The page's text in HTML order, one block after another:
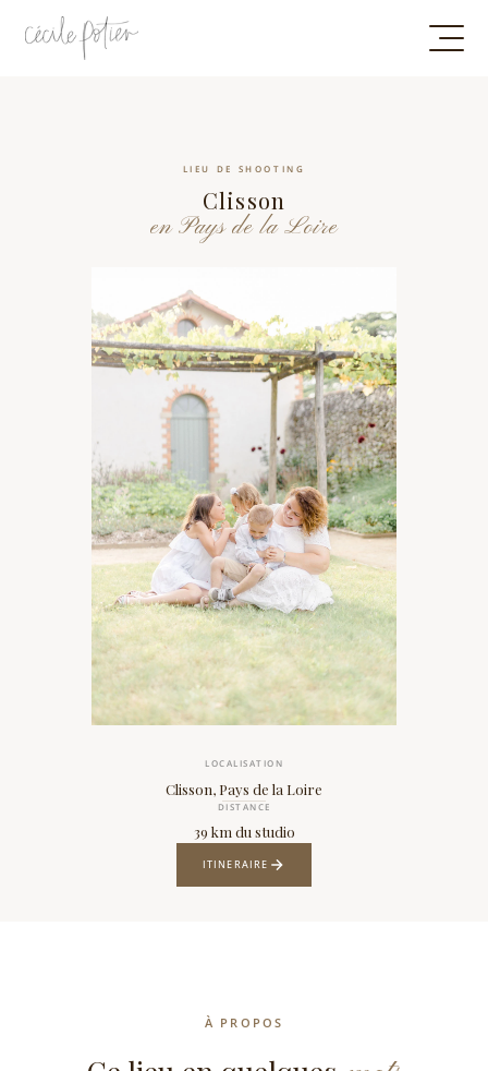
LIEU DE SHOOTING
Clisson
en Pays de la Loire
LOCALISATION
Clisson, Pays de la Loire
DISTANCE
39 km du studio
ITINERAIRE
À PROPOS